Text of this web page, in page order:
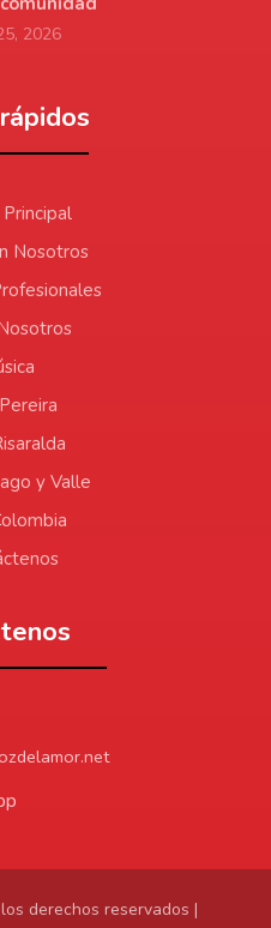
2026
Nosotros
y Valle
derechos reservados |